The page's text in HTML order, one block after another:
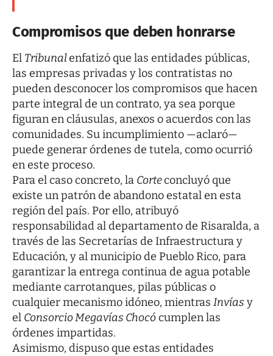
Compromisos que deben honrarse
El Tribunalenfatizó que las entidades públicas,
las empresas privadas y los contratistas no
pueden desconocer los compromisos que hacen
parte integral de un contrato, ya sea porque
figuran en cláusulas, anexos o acuerdos con las
comunidades. Su incumplimiento —aclaró—
puede generar órdenes de tutela, como ocurrió
en este proceso.
Para el caso concreto, la Corteconcluyó que
existe un patrón de abandono estatal en esta
región del país. Por ello, atribuyó
responsabilidad al departamento de Risaralda, a
través de las Secretarías de Infraestructura y
Educación, y al municipio de Pueblo Rico, para
garantizar la entrega continua de agua potable
mediante carrotanques, pilas públicas o
cualquier mecanismo idóneo, mientras Invías y
el Consorcio Megavías Chocócumplen las
órdenes impartidas.
Asimismo, dispuso que estas entidades